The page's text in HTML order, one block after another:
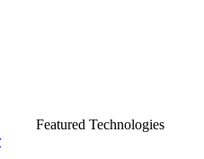
Featured Technologies